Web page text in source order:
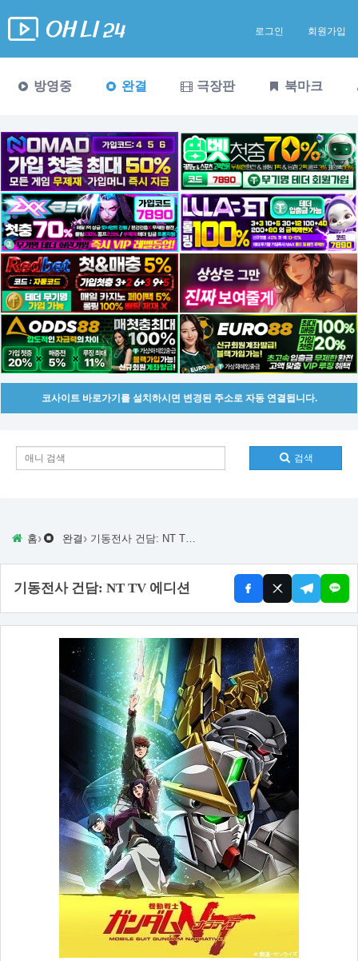
로그인 회원가입
방영중 완결 극장판 북마크
코사이트 바로가기를 설치하시면 변경된 주소로 자동 연결됩니다.
검색
홈› 완결 › 기동전사 건담: NT TV 에디션
기동전사 건담: NT TV 에디션